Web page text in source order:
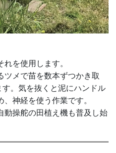
を使用します。
ツメで苗を数本ずつかき取
。気を抜くと泥にハンドル
神経を使う作業です。
動操舵の田植え機も普及し始